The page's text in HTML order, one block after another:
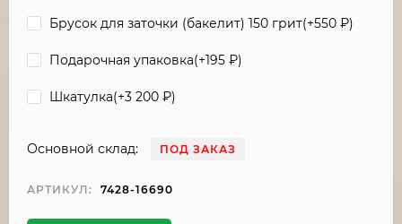
Брусок для заточки (бакелит) 150 грит(+550 ₽)
Подарочная упаковка(+195 ₽)
Шкатулка(+3 200 ₽)
Основной склад: ПОД ЗАКАЗ
АРТИКУЛ: 7428-16690